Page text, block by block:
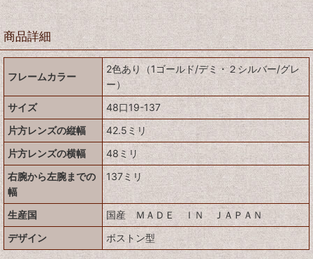
商品詳細
フレームカラー
2色あり（1ゴールド/デミ・２シルバー/グレ
ー）
サイズ
48口19-137
片方レンズの縦幅
42.5ミリ
片方レンズの横幅
48ミリ
右腕から左腕までの
幅
137ミリ
生産国
国産 ＭＡＤＥ ＩＮ ＪＡＰＡＮ
デザイン
ボストン型